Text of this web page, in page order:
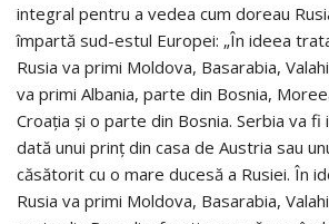
integral pentru a vedea cum doreau
împartă sud-estul Europei: „În ideea
Rusia va primi Moldova, Basarabia,
va primi Albania, parte din Bosnia,
Croația și o parte din Bosnia. Serbia va fi
dată unui prinț din casa de Austria sau
căsătorit cu o mare ducesă a Rusiei. În
Rusia va primi Moldova, Basarabia,